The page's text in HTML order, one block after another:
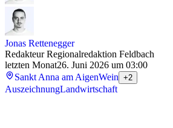
Jonas Rettenegger
Redakteur Regionalredaktion Feldbach
letzten Monat26. Juni 2026 um 03:00
Sankt Anna am AigenWein +2
AuszeichnungLandwirtschaft